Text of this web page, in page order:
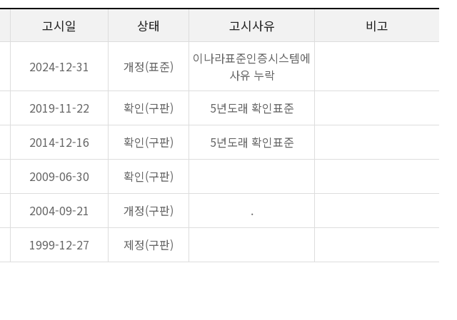
고시일 상태 고시사유 비고
2024-12-31 개정(표준)
이나라표준인증시스템에
사유 누락
2019-11-22 확인(구판) 5년도래 확인표준
2014-12-16 확인(구판) 5년도래 확인표준
2009-06-30 확인(구판)
2004-09-21 개정(구판) .
1999-12-27 제정(구판)